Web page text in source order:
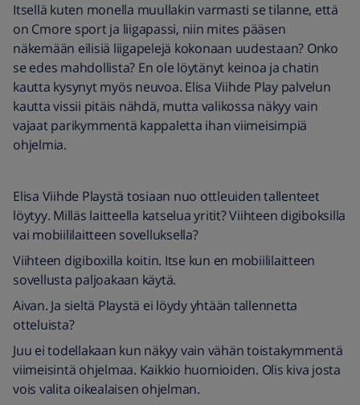
Itsellä kuten monella muullakin varmasti se tilanne, että
on Cmore sport ja liigapassi, niin mites pääsen
näkemään eilisiä liigapelejä kokonaan uudestaan? Onko
se edes mahdollista? En ole löytänyt keinoa ja chatin
kautta kysynyt myös neuvoa. Elisa Viihde Play palvelun
kautta vissii pitäis nähdä, mutta valikossa näkyy vain
vajaat parikymmentä kappaletta ihan viimeisimpiä
ohjelmia.
Elisa Viihde Playstä tosiaan nuo ottleuiden tallenteet
löytyy. Milläs laitteella katselua yritit? Viihteen digiboksilla
vai mobiililaitteen sovelluksella?
Viihteen digiboxilla koitin. Itse kun en mobiililaitteen
sovellusta paljoakaan käytä.
Aivan. Ja sieltä Playstä ei löydy yhtään tallennetta
otteluista?
Juu ei todellakaan kun näkyy vain vähän toistakymmentä
viimeisintä ohjelmaa. Kaikkio huomioiden. Olis kiva josta
vois valita oikealaisen ohjelman.